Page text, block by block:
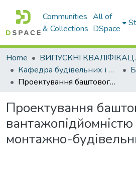
Communities
& Collections
All of
DSpace
Home
Кафедра будівельних і дорожніх машин
Проектування баштового крана вантажопідйомністю 10 т. для монтажно-будівельних робіт
Проектування
монтажно-